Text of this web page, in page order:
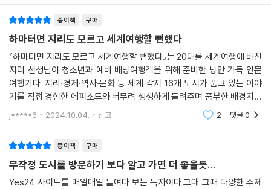
유럽 여행을 계획할 때 뮌헨에 숙소를 잡으면 여러 가지 좋은 점이 있어요.
우선 수많은 여행객들이 모이는 곳이기 때문에 숙소가 많이 마련되어 있
고, 그래서 옥토버페스트 기간을 제외하면 숙박비가 비교적 저렴한 편입니
다. 그리고 뮌헨은 독일 남부를 관통하는 ‘로맨틱 가도’의 중심에 위치해 있
어서 이곳에 숙소를 잡으면 뉘른베르크와 퓌센 등 남부 독일의 여러 아름
다운 도시들을 당일치기로 다녀올 수 있다는 장점이 있어요. 국경 너머 오
스트리아 잘츠부르크, 체코 프라하 같은 도시와도 인접해서 뮌헨에 숙소를
을 여행할 때부터 뮌헨에 오랜 기간 숙소를 잡아 두고 주위의 국가와 도시
들을 여행했어요.
--- 「GATE 10. 맥주, 축구, 자동차, 독일의 모든 것 ─ 독일 뮌헨」 중에서
로운 이야기를 풀어낸다.
3부 ‘진짜 여기서 살고 싶다…’에서는 살기 좋은 도시, 살고 싶은 도시로 세
계인의 선망을 한몸에 받는 도시들에 찾아가 그 이유를 살펴본다. 코펜하
겐, 뮌헨, 멜버른, 니스를 직접 걸어 보며 주민의 행복한 삶을 가능하게 하
는 도시의 다양한 비결을 파헤친다. 4부 ‘오히려 좋을지도?’에서는 역사 속
에 흥망성쇠를 겪은 대표적 도시들의 사연을 자세히 들여다본다. 저마다의
터, 홍콩, 도쿄, 시애틀의 이야기를 통해 어떤 요인들이 도시를 변화하게
하는지 알아본다.
끝으로 각각의 도시에 대한 소개뿐 아니라 부마다, 그리고 장마다 배치된
종이책 구매
하마터면 지리도 모르고 세계여행할 뻔했다
『하마터면 지리도 모르고 세계여행할 뻔했다』는 20대를 세계여행에 바친
지리 선생님이 청소년과 예비 배낭여행객을 위해 준비한 낭만 가득 인문
여행기다. 지리·경제·역사·문화 등 세계 각지 16개 도시가 품고 있는 이야
기를 직접 경험한 에피소드와 버무려 생생하게 들려주며 풍부한 배경지식
과 함께 독자의 가슴속에 여행의 꿈을 심는다.배낭여행 가고싶은 마음은
있지만 당장 실행
j*****6 2024.10.04. 신고 2 댓글0
종이책 구매
무작정 도시를 방문하기 보다 알고 가면 더 좋을듯...
Yes24 사이트를 매일매일 들여다 보는 독자이다.그때 그때 다양한 주제